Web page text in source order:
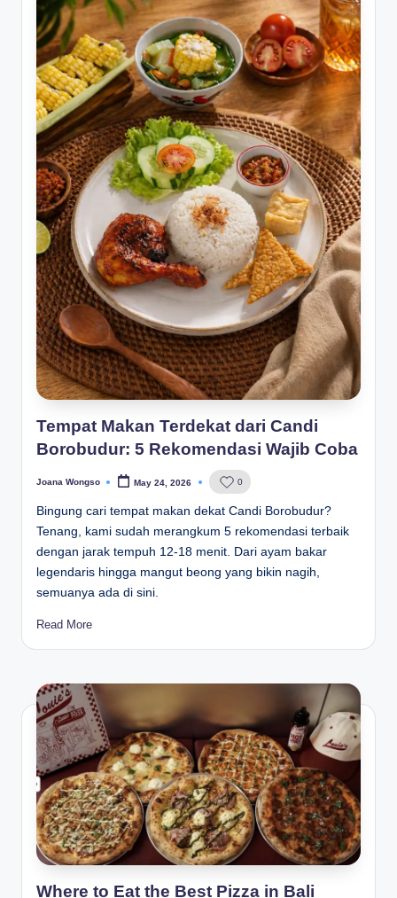
Tempat Makan Terdekat dari Candi
Borobudur: 5 Rekomendasi Wajib Coba
Posted
Joana Wongso May 24, 2026 0
Bingung cari tempat makan dekat Candi Borobudur?
Tenang, kami sudah merangkum 5 rekomendasi terbaik
dengan jarak tempuh 12-18 menit. Dari ayam bakar
legendaris hingga mangut beong yang bikin nagih,
semuanya ada di sini.
Read More
Where to Eat the Best Pizza in Bali